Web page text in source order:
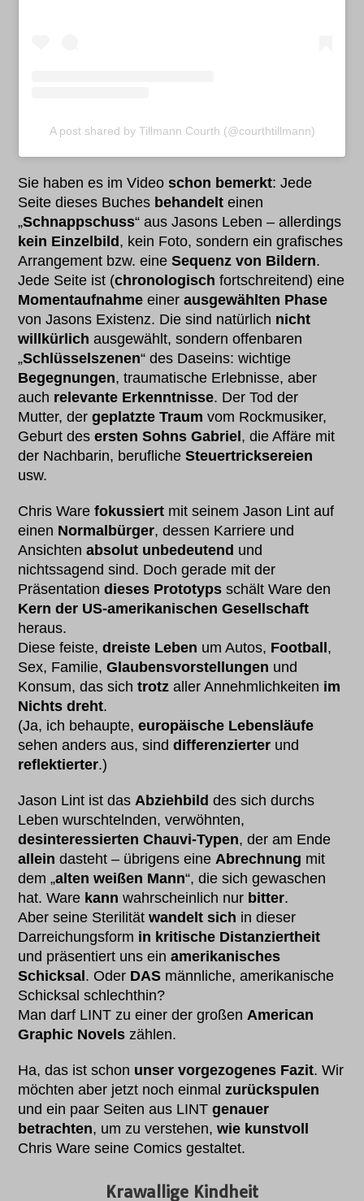
A post shared by Tillmann Courth (@courthtillmann)
Sie haben es im Videoschon bemerkt: Jede
Seite dieses Buches behandelt einen
„Schnappschuss“ aus Jasons Leben – allerdings
kein Einzelbild , kein Foto, sondern ein grafisches
Arrangement bzw. eineSequenz von Bildern.
Jede Seite ist (chronologisch fortschreitend) eine
Momentaufnahme einerausgewählten Phase
von Jasons Existenz. Die sind natürlich nicht
willkürlich ausgewählt, sondern offenbaren
„Schlüsselszenen“ des Daseins: wichtige
Begegnungen, traumatische Erlebnisse, aber
auch relevante Erkenntnisse. Der Tod der
Mutter, dergeplatzte Traum vom Rockmusiker,
Geburt desersten Sohns Gabriel , die Affäre mit
der Nachbarin, beruflicheSteuertricksereien
usw.
Chris Warefokussiert mit seinem Jason Lint auf
einen Normalbürger, dessen Karriere und
Ansichtenabsolut unbedeutend und
nichtssagend sind. Doch gerade mit der
Präsentationdieses Prototyps schält Ware den
Kern der US-amerikanischen Gesellschaft
heraus.
Diese feiste,dreiste Leben um Autos, Football ,
Sex, Familie,Glaubensvorstellungen und
Konsum, das sichtrotz aller Annehmlichkeiten im
Nichts dreht.
(Ja, ich behaupte,europäische Lebensläufe
sehen anders aus, sinddifferenzierter und
reflektierter.)
Jason Lint ist dasAbziehbild des sich durchs
Leben wurschtelnden, verwöhnten,
desinteressierten Chauvi-Typen, der am Ende
allein dasteht – übrigens eineAbrechnung mit
dem „alten weißen Mann“, die sich gewaschen
hat. Ware kann wahrscheinlich nur bitter.
Aber seine Sterilitätwandelt sich in dieser
Darreichungsform in kritische Distanziertheit
und präsentiert uns einamerikanisches
Schicksal . Oder DAS männliche, amerikanische
Schicksal schlechthin?
Man darf LINT zu einer der großenAmerican
Graphic Novels zählen.
Ha, das ist schon unser vorgezogenes Fazit. Wir
möchten aber jetzt noch einmalzurückspulen
und ein paar Seiten aus LINTgenauer
betrachten, um zu verstehen,wie kunstvoll
Chris Ware seine Comics gestaltet.
Krawallige Kindheit